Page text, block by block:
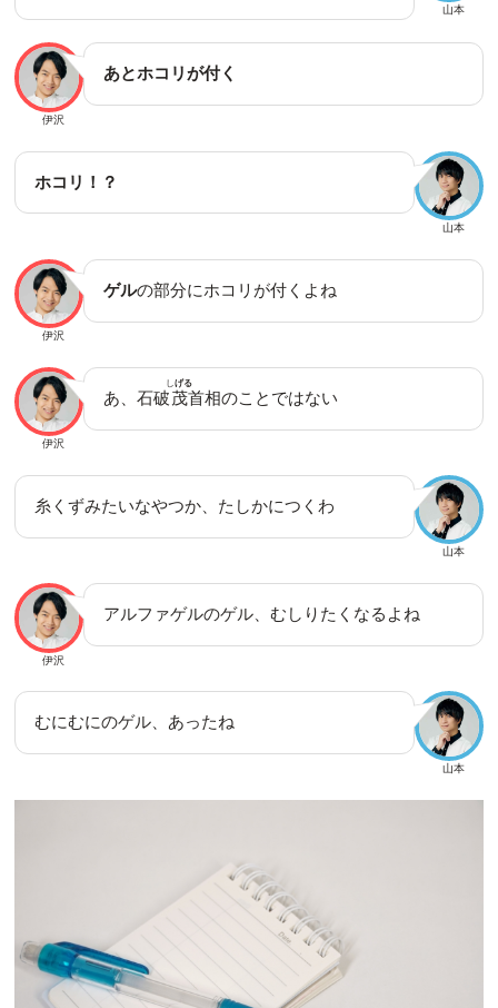
山本
伊沢
あとホコリが付く
山本
ホコリ！？
伊沢
ゲルの部分にホコリが付くよね
伊沢
あ、石破茂
しげる
首相のことではない
山本
糸くずみたいなやつか、たしかにつくわ
伊沢
アルファゲルのゲル、むしりたくなるよね
山本
むにむにのゲル、あったね